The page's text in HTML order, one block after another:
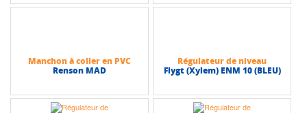
Manchon à coller en PVC
Renson MAD
Régulateur de niveau
Flygt (Xylem) ENM 10 (BLEU)